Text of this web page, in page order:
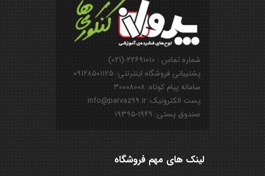
شماره تماس : ۲۲۶۹۱۰۱۰-(۰۲۱)
پشتیبانی فروشگاه اینترنتی: ۰۹۱۲۸۵۰۱۱۲۵
سامانه پیام کوتاه: ۳۰۰۰۸۰۰۸
پست الکترونیک: info@parvaz99.ir
صندوق پستی: ۱۹۴۹-۱۹۳۹۵
لینک های مهم فروشگاه